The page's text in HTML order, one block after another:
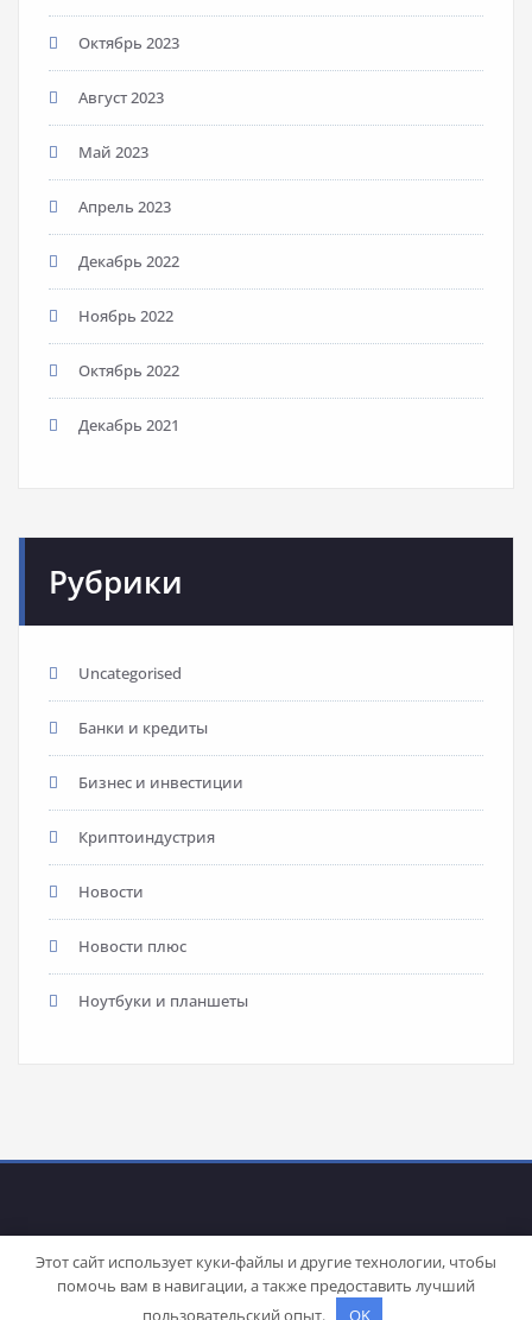
Октябрь 2023
Август 2023
Май 2023
Апрель 2023
Декабрь 2022
Ноябрь 2022
Октябрь 2022
Декабрь 2021
Рубрики
Uncategorised
Банки и кредиты
Бизнес и инвестиции
Криптоиндустрия
Новости
Новости плюс
Ноутбуки и планшеты
WordPress | Theme: Stacyby SpiceThemes
Этот сайт использует куки-файлы и другие технологии, чтобы
помочь вам в навигации, а также предоставить лучший
пользовательский опыт.
OK